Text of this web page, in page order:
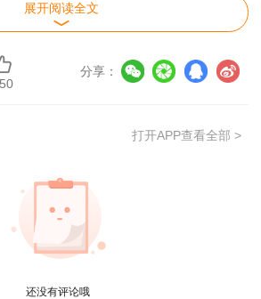
分学员备考经验分享汇总
展开阅读全文
分享：
打开APP查看全部 >
还没有评论哦